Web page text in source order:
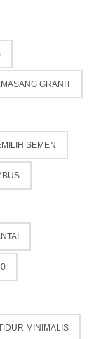
GRANIT
SEMEN
MINIMALIS